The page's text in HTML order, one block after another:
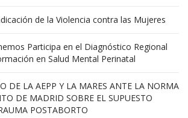
de la Violencia contra las Mujeres
Participa en el Diagnóstico Regional
en Salud Mental Perinatal
DE LA AEPP Y LA MARES ANTE LA NORMA
DE MADRID SOBRE EL SUPUESTO
POSTABORTO